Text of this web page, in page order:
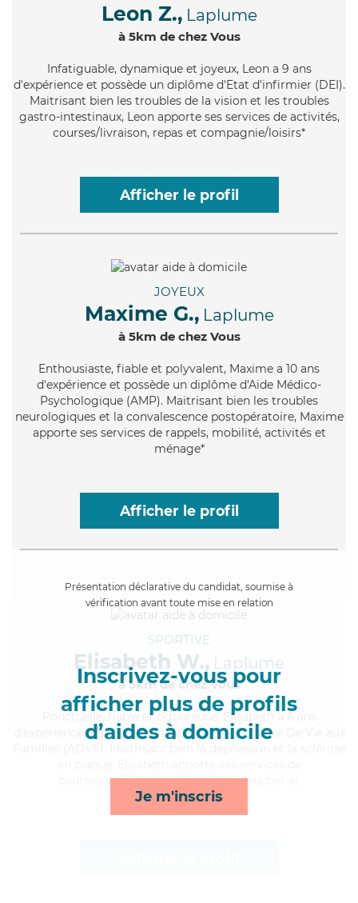
Leon Z., Laplume
à 5km de chez Vous
Infatiguable, dynamique et joyeux, Leon a 9 ans
d'expérience et possède un diplôme d'Etat d'infirmier (DEI).
Maitrisant bien les troubles de la vision et les troubles
gastro-intestinaux, Leon apporte ses services de activités,
courses/livraison, repas et compagnie/loisirs*
Afficher le profil
JOYEUX
Maxime G., Laplume
à 5km de chez Vous
Enthousiaste, fiable et polyvalent, Maxime a 10 ans
d'expérience et possède un diplôme d'Aide Médico-
Psychologique (AMP). Maitrisant bien les troubles
neurologiques et la convalescence postopératoire, Maxime
apporte ses services de rappels, mobilité, activités et
ménage*
Afficher le profil
Présentation déclarative du candidat, soumise à
vérification avant toute mise en relation
Inscrivez-vous pour
afficher plus de profils
d’aides à domicile
Je m'inscris
SPORTIVE
Elisabeth W., Laplume
à 5km de chez Vous
, fiable et rigoureuse, Elisabeth a 6 ans
d'expérience et possède un diplôme d'Assistante De Vie aux
courses/livraison, ménage, lever/coucher et
compagnie/loisirs*